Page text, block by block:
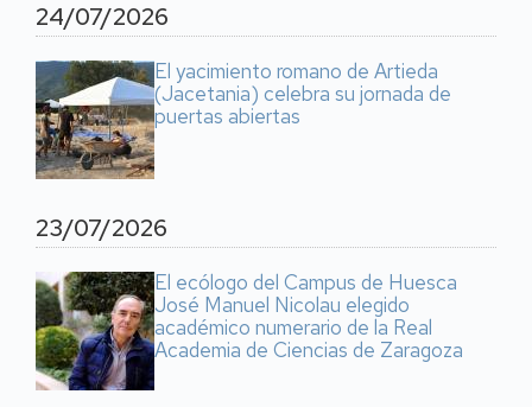
24/07/2026
El yacimiento romano de Artieda
(Jacetania) celebra su jornada de
puertas abiertas
23/07/2026
El ecólogo del Campus de Huesca
José Manuel Nicolau elegido
académico numerario de la Real
Academia de Ciencias de Zaragoza